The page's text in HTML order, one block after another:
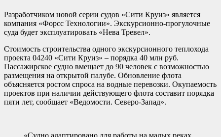
Разработчиком новой серии судов «Сити Круиз» является
компания «Форсс Технологии». Экскурсионно-прогулочные
суда будет эксплуатировать «Нева Тревел».
Стоимость строительства одного экскурсионного теплохода
проекта 04240 «Сити Круиз» – порядка 40 млн руб.
Пассажирское судно вмещает до 90 человек с возможностью
размещения на открытой палубе. Обновление флота
объясняется ростом спроса на водные перевозки. Окупаемость
проектов при наличии действующего флота составит порядка
пяти лет, сообщает «Ведомости. Северо-Запад».
«Судно адаптировано для работы на малых реках